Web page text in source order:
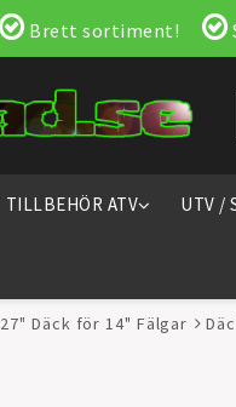
Brett sortiment!
TILLBEHÖR ATV UTV /
27" Däck för 14" Fälgar